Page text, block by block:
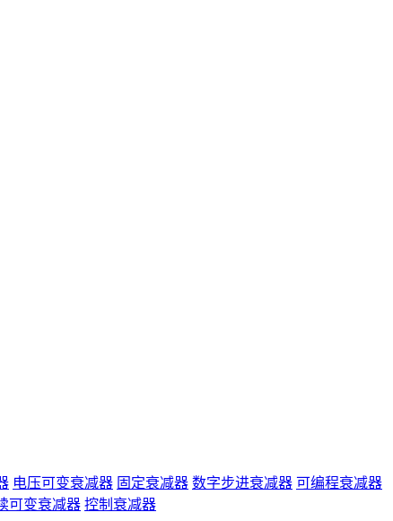
电压可变衰减器 固定衰减器 数字步进衰减器 可编程衰减器
可变衰减器 控制衰减器